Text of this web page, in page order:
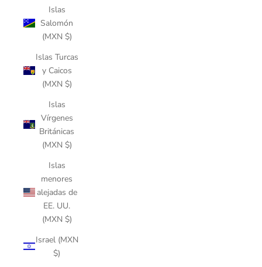
Islas
Salomón
(MXN $)
Islas Turcas
y Caicos
(MXN $)
Islas
Vírgenes
Británicas
(MXN $)
Islas
menores
alejadas de
EE. UU.
(MXN $)
Israel (MXN
$)